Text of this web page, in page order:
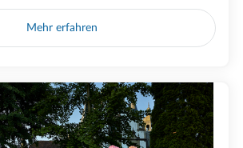
Mehr erfahren